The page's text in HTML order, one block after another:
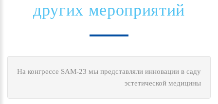
других мероприятий
На конгрессе SAM-23 мы представляли инновации в саду
эстетической медицины